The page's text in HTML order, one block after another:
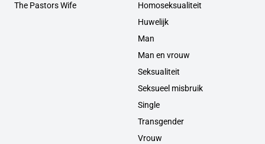
The Pastors Wife
Homoseksualiteit
Huwelijk
Man
Man en vrouw
Seksualiteit
Seksueel misbruik
Single
Transgender
Vrouw